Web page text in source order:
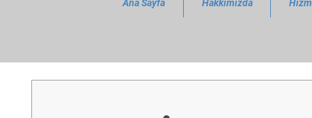
Ana Sayfa Hakkımızda